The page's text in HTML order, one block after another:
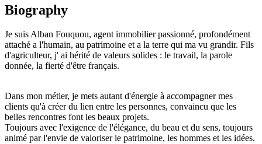
Biography
Je suis Alban Fouquou, agent immobilier passionné, profondément
attaché a l'humain, au patrimoine et a la terre qui ma vu grandir. Fils
d'agriculteur, j' ai hérité de valeurs solides : le travail, la parole
donnée, la fierté d'être français.
Dans mon métier, je mets autant d'énergie à accompagner mes
clients qu'à créer du lien entre les personnes, convaincu que les
belles rencontres font les beaux projets.
Toujours avec l'exigence de l'élégance, du beau et du sens, toujours
animé par l'envie de valoriser le patrimoine, les hommes et les idées.